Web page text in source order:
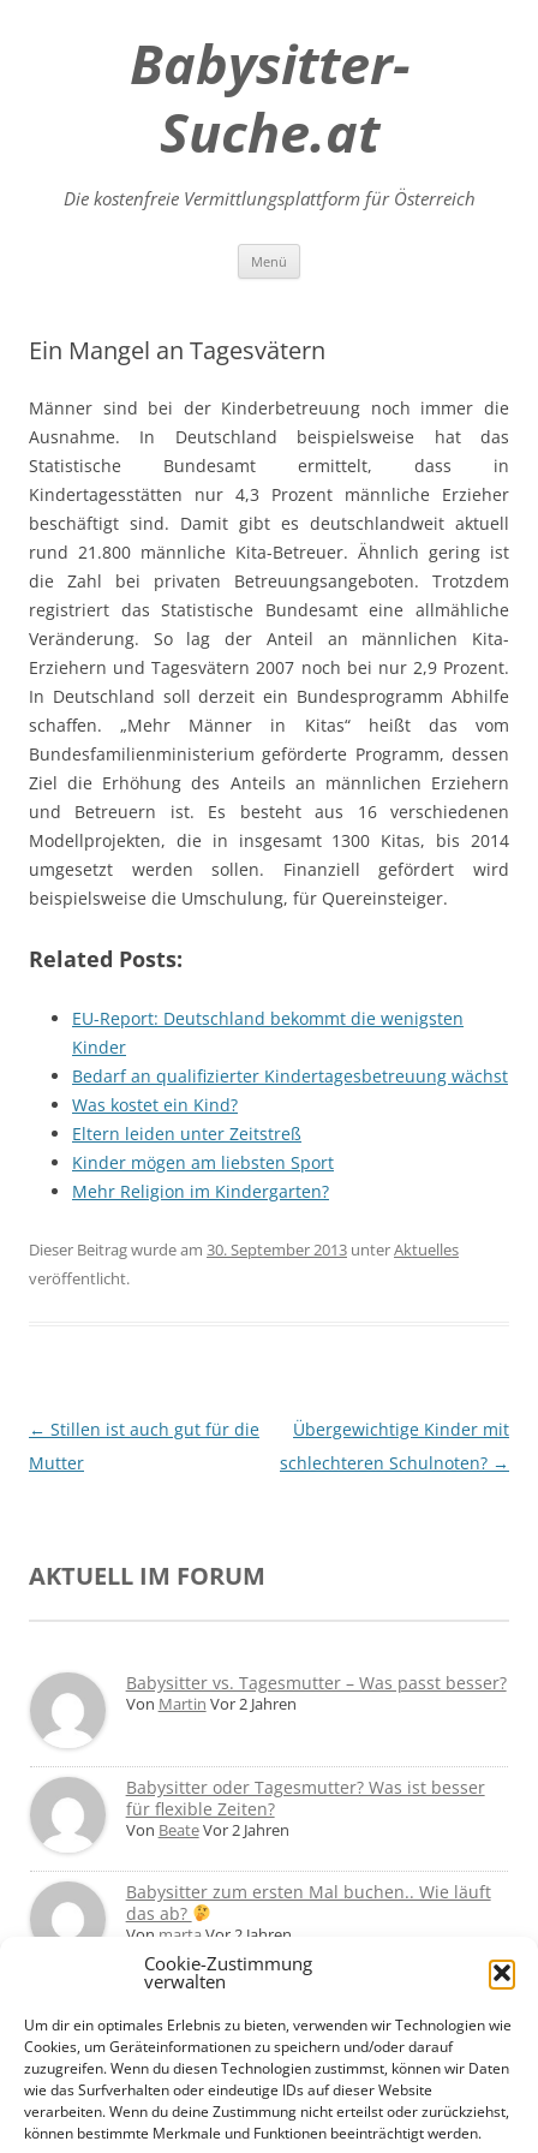
Cookie-Zustimmung
verwalten
Um dir ein optimales Erlebnis zu bieten, verwenden wir Technologien wie
Cookies, um Geräteinformationen zu speichern und/oder darauf
zuzugreifen. Wenn du diesen Technologien zustimmst, können wir Daten
wie das Surfverhalten oder eindeutige IDs auf dieser Website
verarbeiten. Wenn du deine Zustimmung nicht erteilst oder zurückziehst,
können bestimmte Merkmale und Funktionen beeinträchtigt werden.
Babysitter-
Suche.at
Die kostenfreie Vermittlungsplattform für Österreich
Menü
Ein Mangel an Tagesvätern
Männer sind bei der Kinderbetreuung noch immer die
Ausnahme. In Deutschland beispielsweise hat das
Statistische Bundesamt ermittelt, dass in
Kindertagesstätten nur 4,3 Prozent männliche Erzieher
beschäftigt sind. Damit gibt es deutschlandweit aktuell
rund 21.800 männliche Kita-Betreuer. Ähnlich gering ist
die Zahl bei privaten Betreuungsangeboten. Trotzdem
registriert das Statistische Bundesamt eine allmähliche
Veränderung. So lag der Anteil an männlichen Kita-
Erziehern und Tagesvätern 2007 noch bei nur 2,9 Prozent.
In Deutschland soll derzeit ein Bundesprogramm Abhilfe
schaffen. „Mehr Männer in Kitas“ heißt das vom
Bundesfamilienministerium geförderte Programm, dessen
Ziel die Erhöhung des Anteils an männlichen Erziehern
und Betreuern ist. Es besteht aus 16 verschiedenen
Modellprojekten, die in insgesamt 1300 Kitas, bis 2014
umgesetzt werden sollen. Finanziell gefördert wird
beispielsweise die Umschulung, für Quereinsteiger.
Related Posts:
EU-Report: Deutschland bekommt die wenigsten
Kinder
Bedarf an qualifizierter Kindertagesbetreuung wächst
Was kostet ein Kind?
Eltern leiden unter Zeitstreß
Kinder mögen am liebsten Sport
Mehr Religion im Kindergarten?
Dieser Beitrag wurde am 30. September 2013 unterAktuelles
veröffentlicht.
Beitragsnavigation
← Stillen ist auch gut für die
Mutter
Übergewichtige Kinder mit
schlechteren Schulnoten? →
AKTUELL IM FORUM
Babysitter vs. Tagesmutter – Was passt besser?
Von Martin Vor 2 Jahren
Babysitter oder Tagesmutter? Was ist besser
für flexible Zeiten?
Von BeateVor 2 Jahren
Babysitter zum ersten Mal buchen.. Wie läuft
das ab?
Von martaVor 2 Jahren
Ab wann Babysitter allein mit dem Kind
lassen?
VonBasti Vor 2 Jahren
Babysitter ab 14 – Was haltet ihr davon?
VonHorstVor 2 Jahren